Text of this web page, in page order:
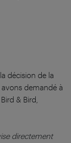
décision de la
avons demandé à
& Bird,
directement